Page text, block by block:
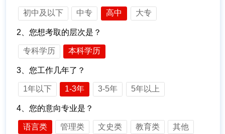
初中及以下 中专 高中 大专
2、您想考取的层次是？
专科学历 本科学历
3、您工作几年了？
1年以下 1-3年 3-5年 5年以上
4、您的意向专业是？
语言类 管理类 文史类 教育类 其他